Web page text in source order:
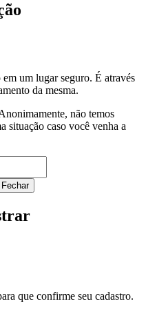
um lugar seguro. É através
da mesma.
não temos
situação caso você venha a
Fechar
que confirme seu cadastro.